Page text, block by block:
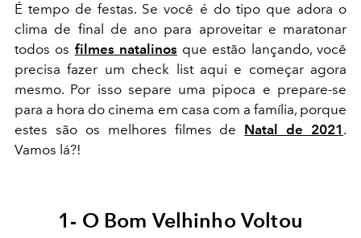
É tempo de festas. Se você é do tipo que adora o
clima de final de ano para aproveitar e maratonar
todos os filmes natalinos que estão lançando, você
precisa fazer um check list aqui e começar agora
mesmo. Por isso separe uma pipoca e prepare-se
para a hora do cinema em casa com a família, porque
estes são os melhores filmes de Natal de 2021 .
Vamos lá?!
1- O Bom Velhinho Voltou